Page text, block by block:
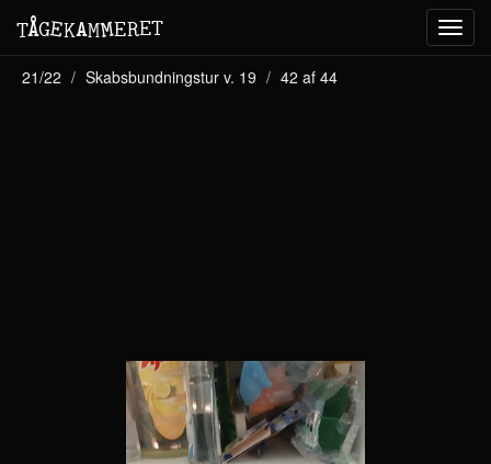
TÅGEKAMMERET
21/22 Skabsbundningstur v. 19 42 af 44